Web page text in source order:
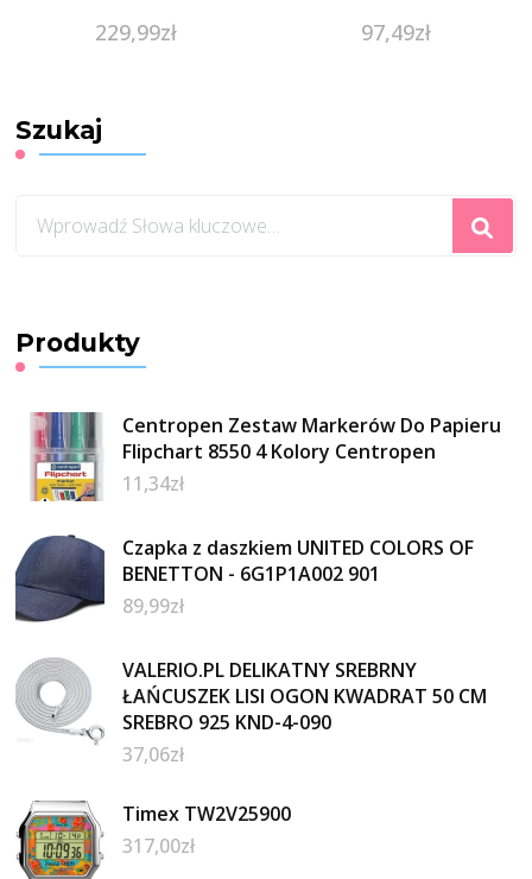
Loopy Caralatte
229,99zł 97,49zł
Szukaj
czegoś?
Produkty
Centropen Zestaw Markerów Do Papieru
Flipchart 8550 4 Kolory Centropen
11,34zł
Czapka z daszkiem UNITED COLORS OF
BENETTON - 6G1P1A002 901
89,99zł
VALERIO.PL DELIKATNY SREBRNY
ŁAŃCUSZEK LISI OGON KWADRAT 50 CM
SREBRO 925 KND-4-090
37,06zł
Timex TW2V25900
317,00zł